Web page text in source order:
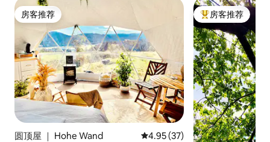
房客推荐
房客推荐
圆顶屋 ｜ Hohe Wand 平均评分 4.95 分（满分 5 分）
4.95 (37)
热门「房客推荐」
房客推荐